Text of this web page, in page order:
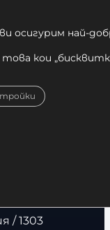
/ 1303
осигурим най-
кои